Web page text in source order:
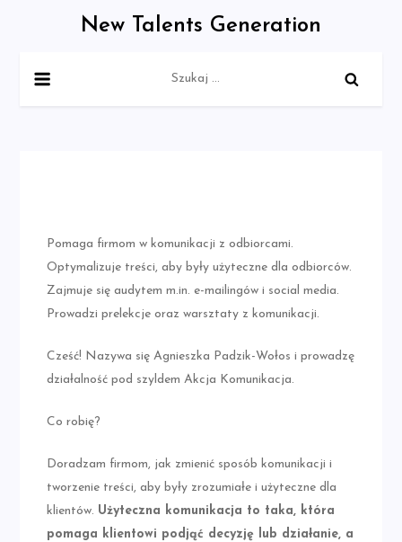
New Talents Generation
Pomaga firmom w komunikacji z odbiorcami.
Optymalizuje treści, aby były użyteczne dla odbiorców.
Zajmuje się audytem m.in. e-mailingów i social media.
Prowadzi prelekcje oraz warsztaty z komunikacji.
Cześć! Nazywa się Agnieszka Padzik-Wołos i prowadzę
działalność pod szyldem Akcja Komunikacja.
Co robię?
Doradzam firmom, jak zmienić sposób komunikacji i
tworzenie treści, aby były zrozumiałe i użyteczne dla
klientów. Użyteczna komunikacja to taka, która
pomaga klientowi podjąć decyzję lub działanie, a